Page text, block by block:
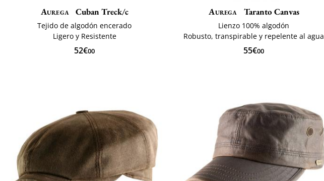
Aurega Cuban Treck/c
Tejido de algodón encerado
Ligero y Resistente
52€00
Aurega Taranto Canvas
Lienzo 100% algodón
Robusto, transpirable y repelente al agua
55€00